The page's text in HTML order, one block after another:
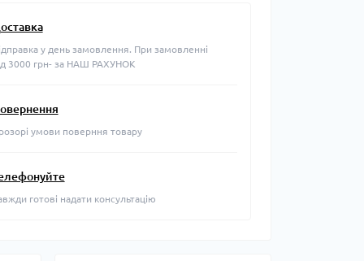
у день замовлення. При замовленні
3000 грн- за НАШ РАХУНОК
умови поверння товару
готові надати консультацію